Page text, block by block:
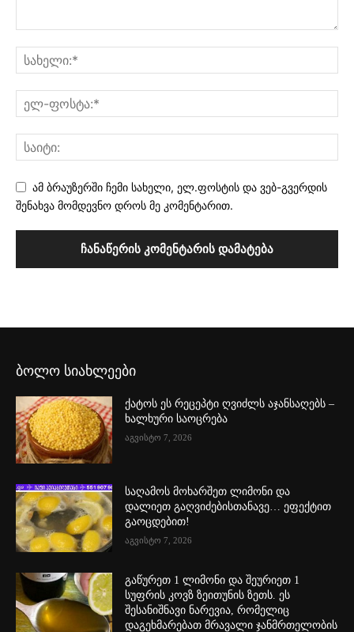
ამ ბრაუზერში ჩემი სახელი, ელ.ფოსტის და ვებ-გვერდის
შენახვა მომდევნო დროს მე კომენტარით.
ბოლო სიახლეები
ქატოს ეს რეცეპტი ღვიძლს აჯანსაღებს –
ხალხური საოცრება
აგვისტო 7, 2026
საღამოს მოხარშეთ ლიმონი და
დალიეთ გაღვიძებისთანავე… ეფექტით
გაოცდებით!
აგვისტო 7, 2026
გაწურეთ 1 ლიმონი და შეურიეთ 1
სუფრის კოვზ ზეითუნის ზეთს. ეს
შესანიშნავი ნარევია, რომელიც
დაგეხმარებათ მრავალი ჯანმრთელობის